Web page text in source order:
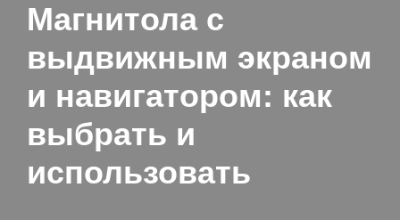
Магнитола с
выдвижным экраном
и навигатором: как
выбрать и
использовать